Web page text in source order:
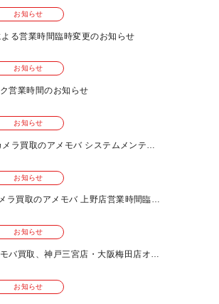
お知らせ
よる営業時間臨時変更のお知らせ
お知らせ
営業時間のお知らせ
お知らせ
2月28日20時～ カメラ買取のアメモバ システムメンテナンスのお知らせ
お知らせ
2月16日（月）カメラ買取のアメモバ 上野店営業時間臨時変更のお知らせ
お知らせ
カメラ買取のアメモバ買取、神戸三宮店・大阪梅田店オープンのお知らせ
お知らせ